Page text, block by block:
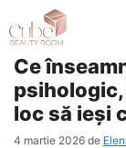
la
conținut
Ce
loc să ieși
4 martie 2026 de